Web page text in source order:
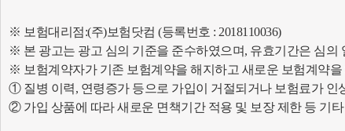
※ 보험대리점:(주)보험닷컴 (등록번호 : 2018110036)
※ 본 광고는 광고 심의 기준을 준수하였으며, 유효기간은 심의
※ 보험계약자가 기존 보험계약을 해지하고 새로운 보험계약을
① 질병 이력, 연령증가 등으로 가입이 거절되거나 보험료가 인
② 가입 상품에 따라 새로운 면책기간 적용 및 보장 제한 등 기